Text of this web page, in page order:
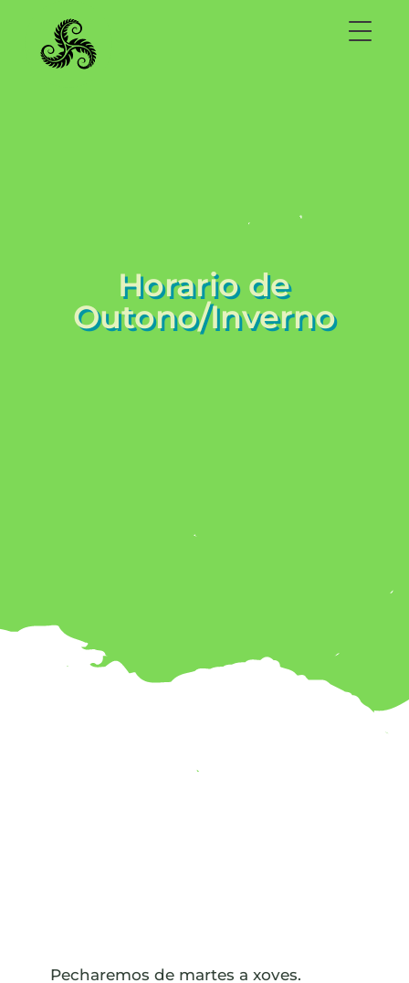
Horario de
Outono/Inverno
Pecharemos de martes a xoves.